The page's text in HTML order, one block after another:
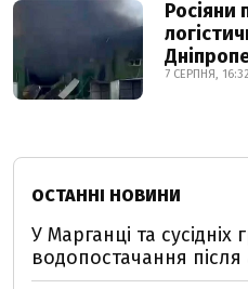
Росіяни
7 СЕРПНЯ, 16:32
ОСТАННІ НОВИНИ
У Марганці та
водопостачання після